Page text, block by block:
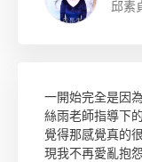
邱素
一開始完全是因
絲雨老師指導下
覺得那感覺真的
現我不再愛亂抱